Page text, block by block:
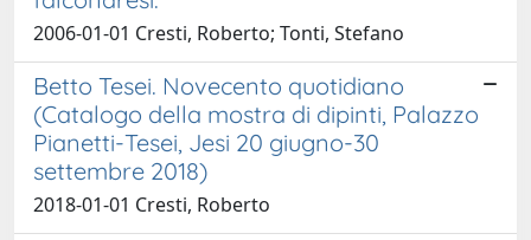
2006-01-01 Cresti, Roberto; Tonti, Stefano
Betto Tesei. Novecento quotidiano
(Catalogo della mostra di dipinti, Palazzo
Pianetti-Tesei, Jesi 20 giugno-30
settembre 2018)
2018-01-01 Cresti, Roberto